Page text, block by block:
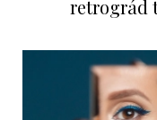
retrográd